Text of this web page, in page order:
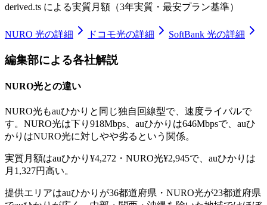
derived.ts による実質月額（3年実質・最安プラン基準）
NURO 光の詳細 ドコモ光の詳細 SoftBank 光の詳細
編集部による各社解説
NURO光との違い
NURO光もauひかりと同じ独自回線型で、速度ライバルで
す。NURO光は下り918Mbps、auひかりは646Mbpsで、auひ
かりはNURO光に対しやや劣るという関係。
実質月額はauひかり¥4,272・NURO光¥2,945で、auひかりは
月1,327円高い。
提供エリアはauひかりが36都道府県・NURO光が23都道府県